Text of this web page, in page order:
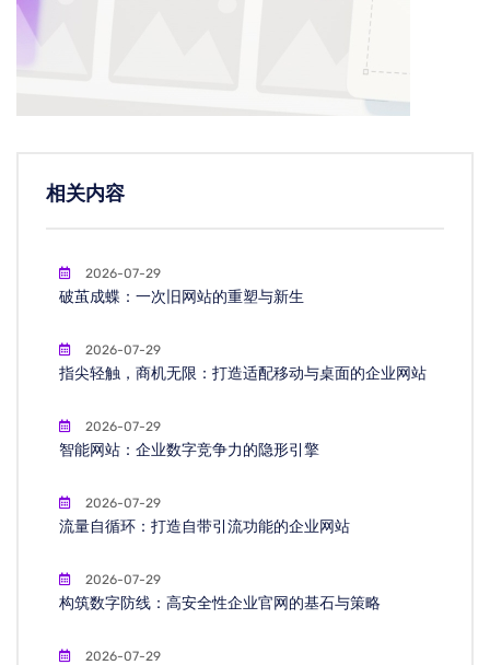
相关内容
2026-07-29
破茧成蝶：一次旧网站的重塑与新生
2026-07-29
指尖轻触，商机无限：打造适配移动与桌面的企业网站
2026-07-29
智能网站：企业数字竞争力的隐形引擎
2026-07-29
流量自循环：打造自带引流功能的企业网站
2026-07-29
构筑数字防线：高安全性企业官网的基石与策略
2026-07-29